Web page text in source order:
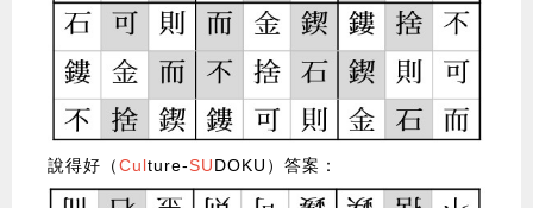
說得好（Culture-SUDOKU）答案：